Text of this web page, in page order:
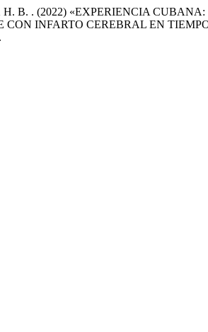
, H. B. . (2022) «EXPERIENCIA
INFARTO CEREBRAL EN